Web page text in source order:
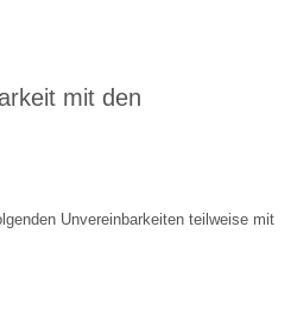
mit den
Unvereinbarkeiten teilweise mit